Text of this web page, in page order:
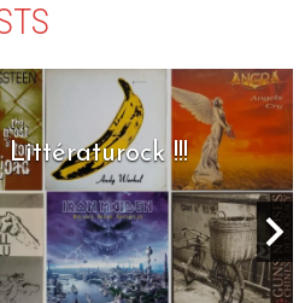
Littératurock !!!